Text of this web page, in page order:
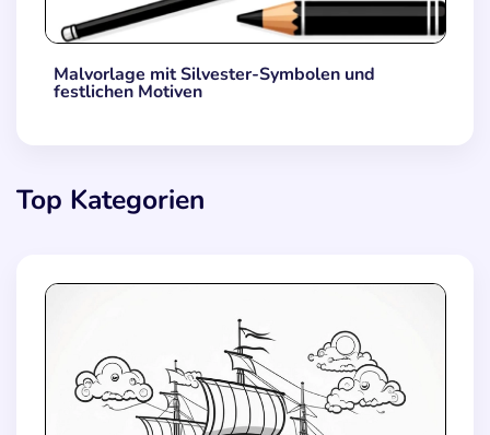
Malvorlage mit Silvester-Symbolen und
festlichen Motiven
Top Kategorien